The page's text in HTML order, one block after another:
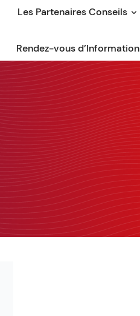
Les Partenaires Conseils
Rendez-vous d’Information